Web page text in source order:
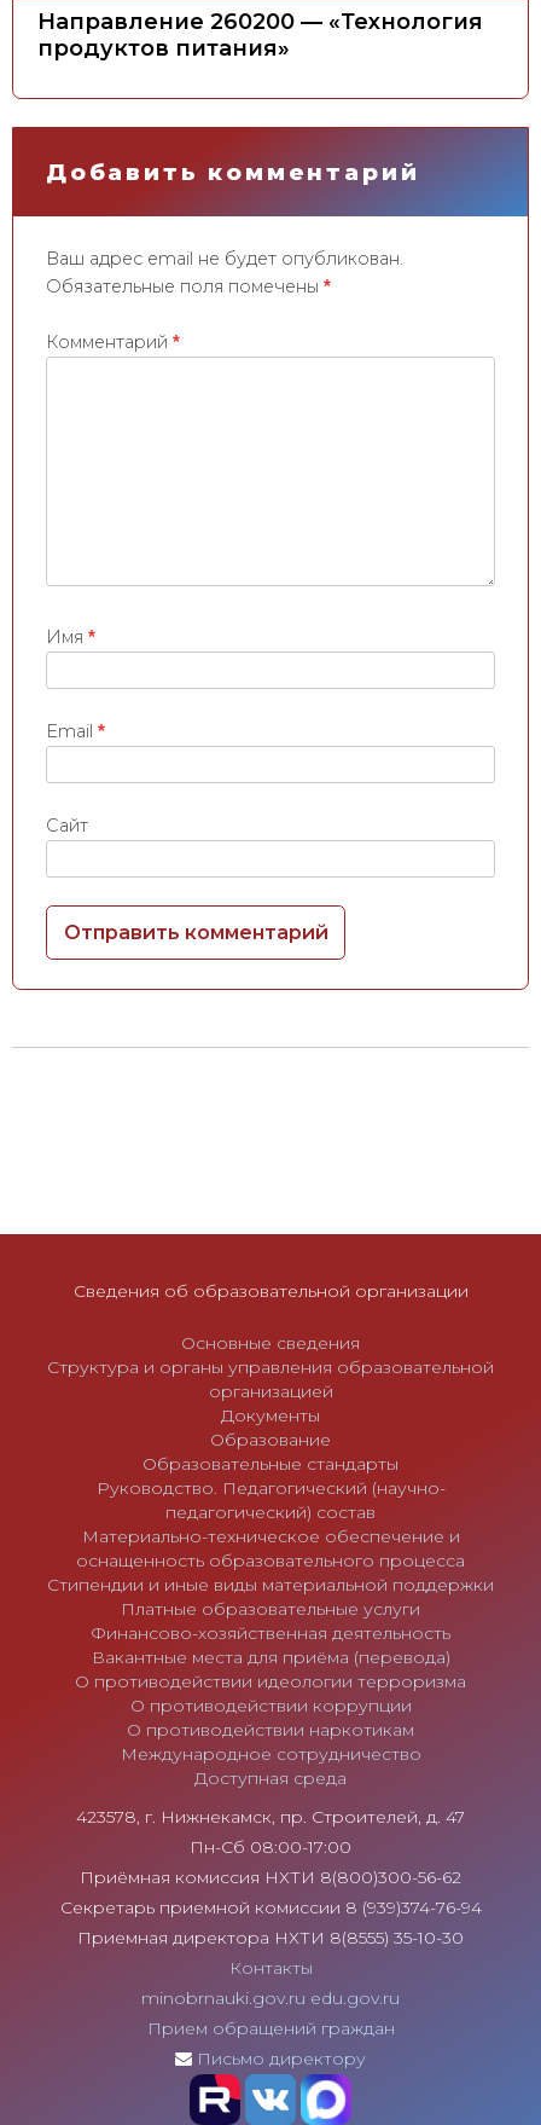
г
и
о
Направление 260200 — «Технология
продуктов питания»
Добавить комментарий
Ваш адрес email не будет опубликован.
Обязательные поля помечены *
Комментарий *
Имя *
Email *
Сайт
Сведения об образовательной организации
Основные сведения
Структура и органы управления образовательной
организацией
Документы
Образование
Образовательные стандарты
Руководство. Педагогический (научно-
педагогический) состав
Материально-техническое обеспечение и
оснащенность образовательного процесса
Стипендии и иные виды материальной поддержки
Платные образовательные услуги
Финансово-хозяйственная деятельность
Вакантные места для приёма (перевода)
О противодействии идеологии терроризма
О противодействии коррупции
О противодействии наркотикам
Международное сотрудничество
Доступная среда
423578, г. Нижнекамск, пр. Строителей, д. 47
Пн-Сб 08:00-17:00
Приёмная комиссия НХТИ 8(800)300-56-62
Секретарь приемной комиссии 8 (939)374-76-94
Приемная директора НХТИ 8(8555) 35-10-30
Контакты
minobrnauki.gov.ru edu.gov.ru
Прием обращений граждан
Письмо директору